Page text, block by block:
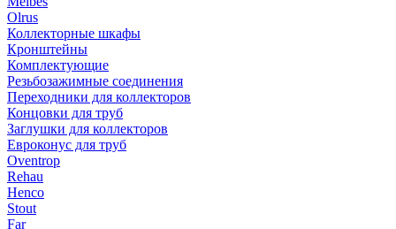
Olrus
Коллекторные шкафы
Кронштейны
Комплектующие
Резьбозажимные соединения
Переходники для коллекторов
Концовки для труб
Заглушки для коллекторов
Евроконус для труб
Oventrop
Rehau
Henco
Stout
Far